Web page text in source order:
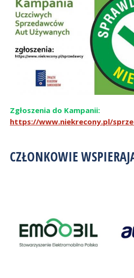
Zgłoszenia do Kampanii:
https://www.niekrecony.pl/
CZŁONKOWIE